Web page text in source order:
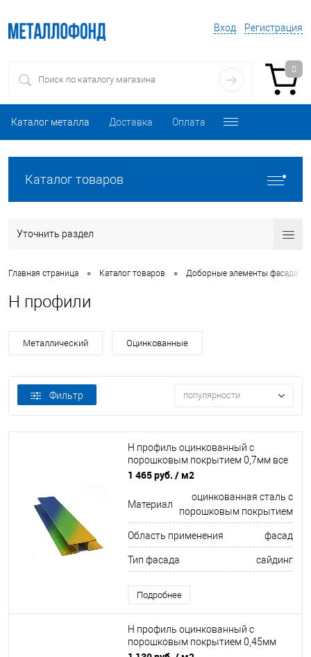
Вход Регистрация
0
Каталог металла Доставка Оплата
Каталог товаров
Уточнить раздел
Главная страница • Каталог товаров • Доборные элементы фасада
Н профили
Металлический Оцинкованные
Фильтр популярности
Н профиль оцинкованный с
порошковым покрытием 0,7мм все
цвета RAL
1 465 руб. / м2
Материал
оцинкованная сталь с
порошковым покрытием
Область применения фасад
Тип фасада сайдинг
Подробнее
Н профиль оцинкованный с
порошковым покрытием 0,45мм
все цвета RAL